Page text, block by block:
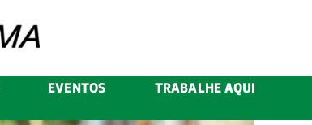
EVENTOS
TRABALHE AQUI